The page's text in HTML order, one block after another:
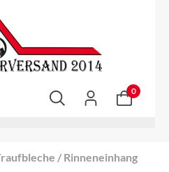
0
/ Rinneneinhang